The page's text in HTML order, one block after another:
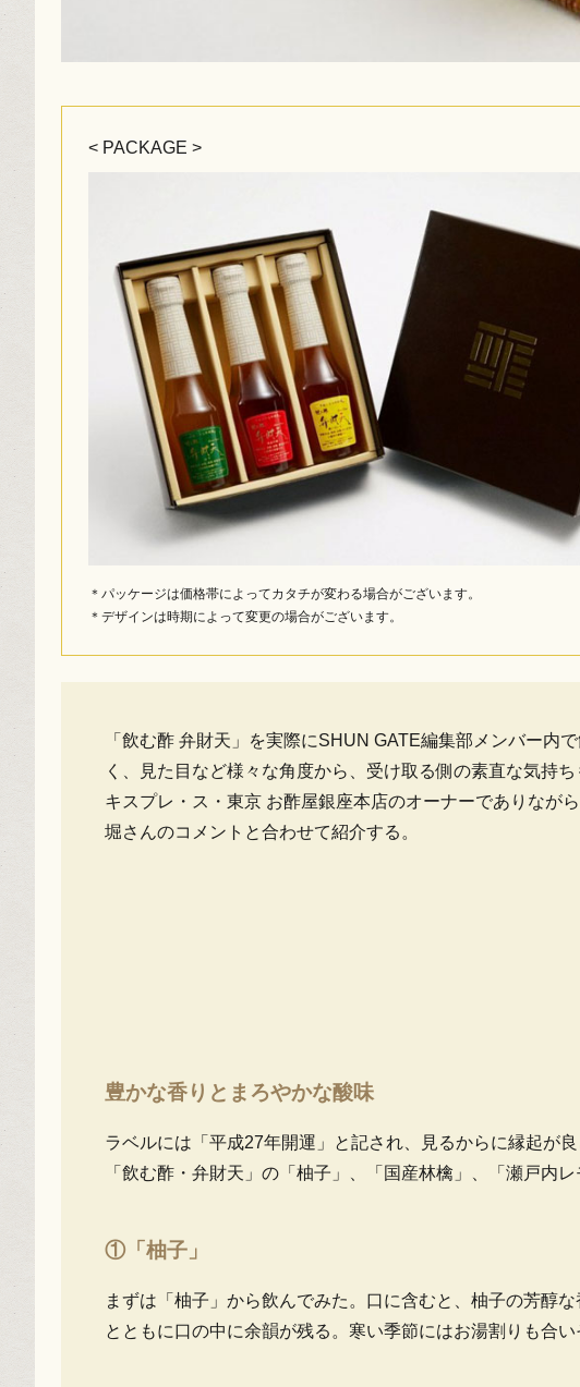
< PACKAGE >
＊パッケージは価格帯によってカタチが変わる場合がございます。
＊デザインは時期によって変更の場合がございます。
「飲む酢 弁財天」を実際にSHUN GATE編集部メンバー内
く、見た目など様々な角度から、受け取る側の素直な気持
キスプレ・ス・東京 お酢屋銀座本店のオーナーでありなが
堀さんのコメントと合わせて紹介する。
豊かな香りとまろやかな酸味
ラベルには「平成27年開運」と記され、見るからに縁起が
「飲む酢・弁財天」の「柚子」、「国産林檎」、「瀬戸内
①「柚子」
まずは「柚子」から飲んでみた。口に含むと、柚子の芳醇
とともに口の中に余韻が残る。寒い季節にはお湯割りも合い